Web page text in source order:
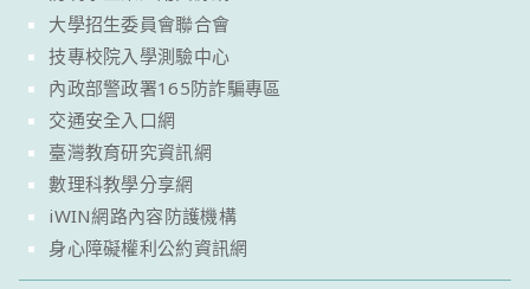
大學招生委員會聯合會
技專校院入學測驗中心
內政部警政署165防詐騙專區
交通安全入口網
臺灣教育研究資訊網
數理科教學分享網
iWIN網路內容防護機構
身心障礙權利公約資訊網